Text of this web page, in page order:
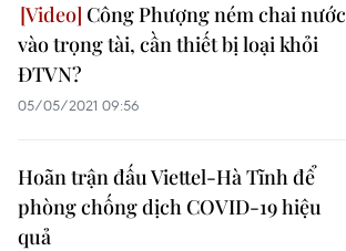
Công Phượng ném chai nước
vào trọng tài, cần thiết bị loại khỏi
ĐTVN?
05/05/2021 09:56
Hoãn trận đấu Viettel-Hà Tĩnh để
phòng chống dịch COVID-19 hiệu
quả